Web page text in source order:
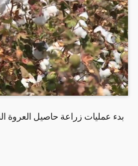
بدء عمليات زراعة حاصيل العروة